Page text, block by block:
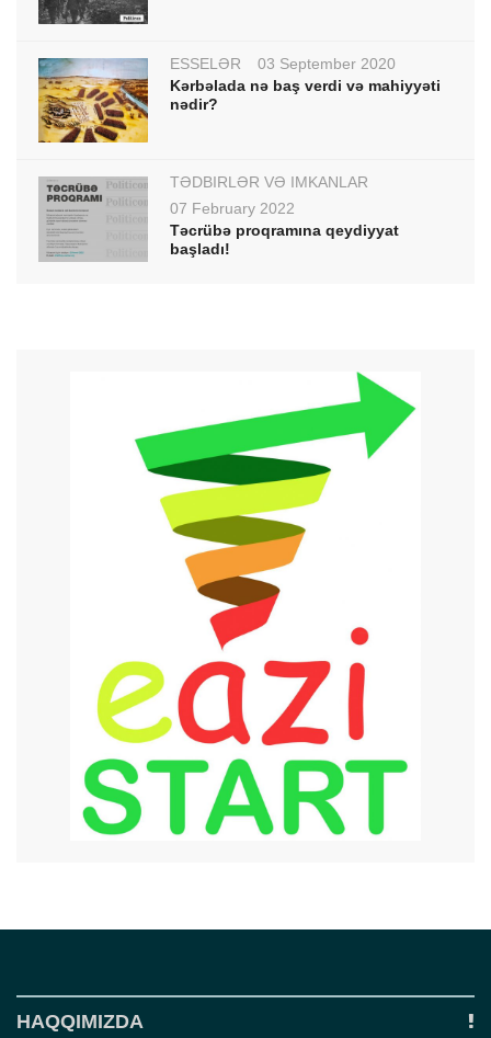
ESSELƏR
03 September 2020
Kərbəlada nə baş verdi və mahiyyəti
nədir?
TƏDBİRLƏR VƏ İMKANLAR
07 February 2022
Təcrübə proqramına qeydiyyat
başladı!
HAQQIMIZDA